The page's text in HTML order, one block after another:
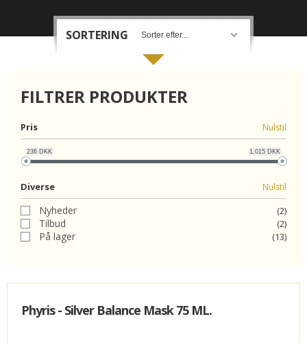
TILBUD
VILKÅR
SØGNING
FAVORIT
VIDA - KLINIK
SORTERING
FILTRER PRODUKTER
Pris Nulstil
236 DKK 1,015 DKK
Diverse Nulstil
Nyheder (2)
Tilbud (2)
På lager (13)
Phyris - Silver Balance Mask 75 ML.